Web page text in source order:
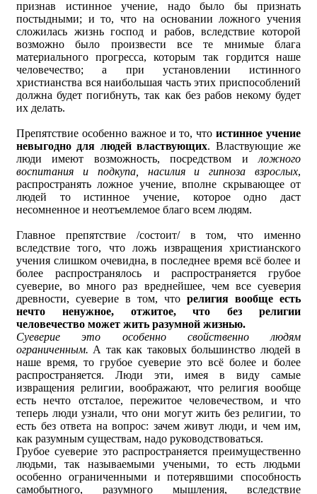
признав истинное учение, надо было бы признать
постыдными; и то, что на основании ложного учения
сложилась жизнь господ и рабов, вследствие которой
возможно было произвести все те мнимые блага
материального прогресса, которым так гордится наше
человечество; а при установлении истинного
христианства вся наибольшая часть этих приспособлений
должна будет погибнуть, так как без рабов некому будет
их делать.
Препятствие особенно важное и то, чтоистинное учение
невыгодно для людей властвующих. Властвующие же
люди имеют возможность, посредством и ложного
воспитания и подкупа, насилия и гипноза взрослых,
распространять ложное учение, вполне скрывающее от
людей то истинное учение, которое одно даст
несомненное и неотъемлемое благо всем людям.
Главное препятствие /состоит/ в том, что именно
вследствие того, что ложь извращения христианского
учения слишком очевидна, в последнее время всё более и
более распространялось и распространяется грубое
суеверие, во много раз вреднейшее, чем все суеверия
древности, суеверие в том, что религия вообще есть
нечто ненужное, отжитое, что без религии
человечество может жить разумной жизнью.
Суеверие это особенно свойственно людям
ограниченным. А так как таковых большинство людей в
наше время, то грубое суеверие это всё более и более
распространяется. Люди эти, имея в виду самые
извращения религии, воображают, что религия вообще
есть нечто отсталое, пережитое человечеством, и что
теперь люди узнали, что они могут жить без религии, то
есть без ответа на вопрос: зачем живут люди, и чем им,
как разумным существам, надо руководствоваться.
Грубое суеверие это распространяется преимущественно
людьми, так называемыми учеными, то есть людьми
особенно ограниченными и потерявшими способность
самобытного, разумного мышления, вследствие